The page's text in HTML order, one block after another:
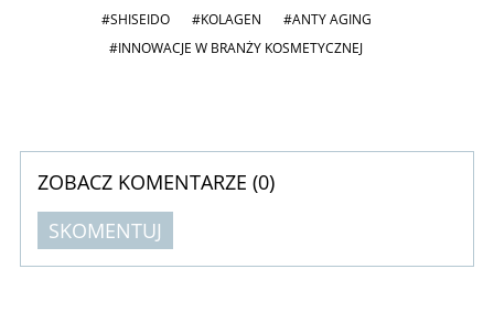
#SHISEIDO #KOLAGEN
#ANTY AGING
#INNOWACJE W BRANŻY KOSMETYCZNEJ
ZOBACZ KOMENTARZE (0)
SKOMENTUJ